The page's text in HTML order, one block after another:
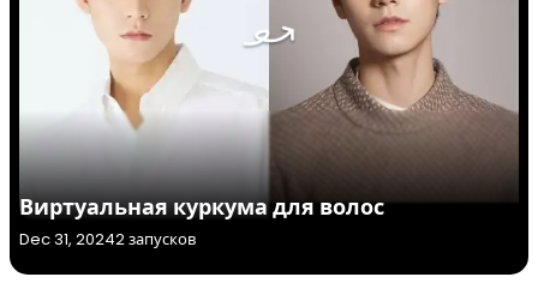
Виртуальная куркума для волос
Dec 31, 20242 запусков